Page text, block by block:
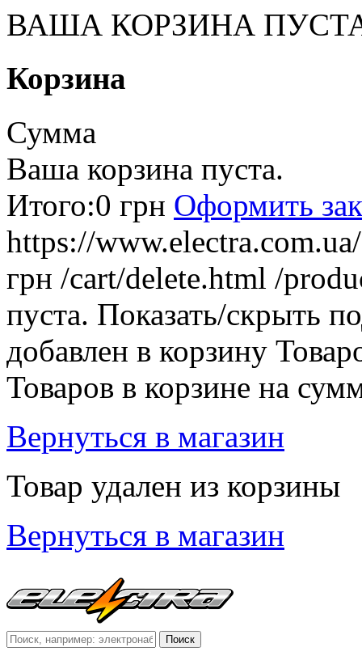
ВАША КОРЗИНА
Корзина
Сумма
Ваша корзина пуста.
Итого:0 грн Оформить
https://
грн /cart/delete.html /
пуста. Показать/скрыть
добавлен в корзину
Товаров в корзине на
Вернуться в магазин
Товар удален из корзины
Вернуться в магазин